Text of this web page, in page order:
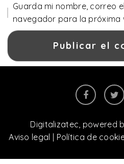
Guarda mi nombre, correo
navegador para la próxima
Digitalizatec , powered
Aviso legal | Política de